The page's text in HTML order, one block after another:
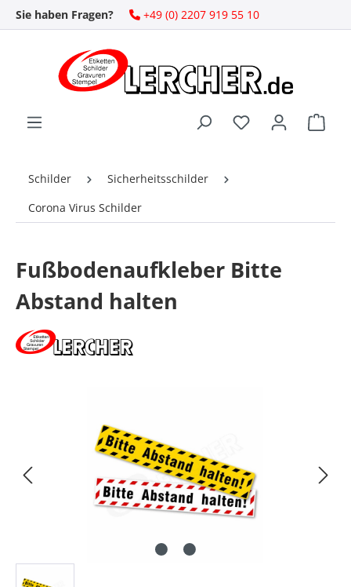
Zum Hauptinhalt springen
Sie haben Fragen? +49 (0) 2207 919 55 10
Schilder
Sicherheitsschilder
Corona Virus Schilder
Fußbodenaufkleber Bitte
Abstand halten